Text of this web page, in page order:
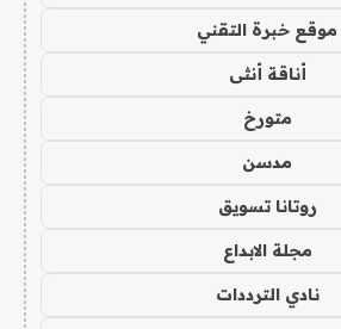
موقع خبرة التقني
أناقة أنثى
متورخ
مدسن
روتانا تسويق
مجلة الابداع
نادي الترددات